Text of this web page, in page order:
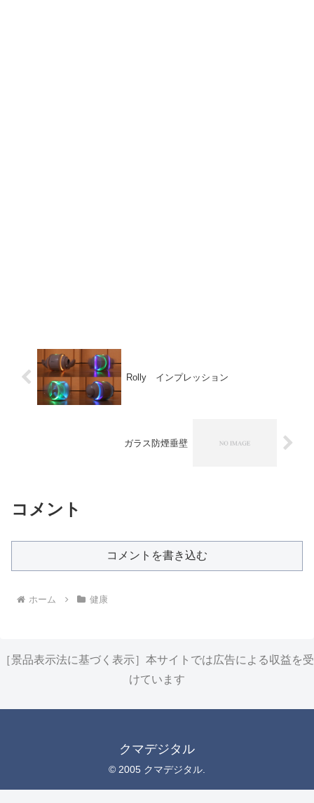
Rolly インプレッション
ガラス防煙垂壁
コメント
コメントを書き込む
ホーム 健康
［景品表示法に基づく表示］本サイトでは広告による収益を受
けています
クマデジタル
© 2005 クマデジタル.